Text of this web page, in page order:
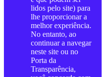
lidos pelo site) para
lhe proporcionar a
melhor experiência.
No entanto, ao
continuar a navegar
neste site ou no
Porta da
Transparência,